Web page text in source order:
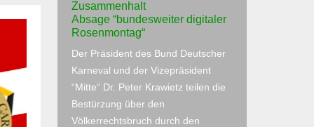
Zusammenhalt
Absage “bundesweiter digitaler
Rosenmontag“
Der Präsident des Bund Deutscher
Karneval und der Vizepräsident
“Mitte“ Dr. Peter Krawietz teilen die
Bestürzung über den
Völkerrechtsbruch durch den